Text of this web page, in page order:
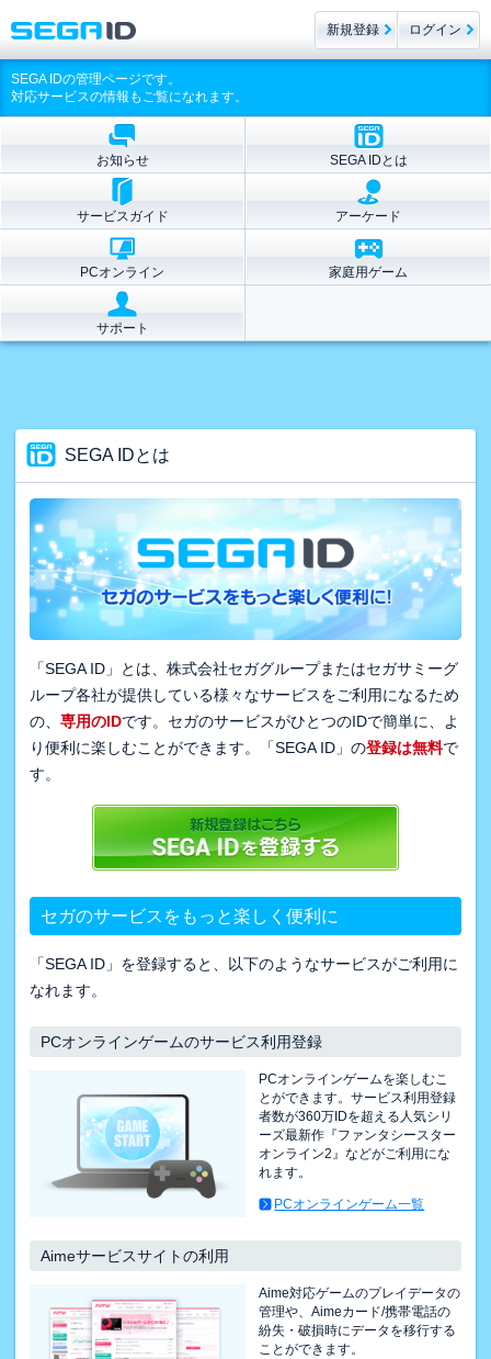
SEGA IDの管理ページです。
対応サービスの情報もご覧になれます。
お知らせ SEGA IDとは
サービスガイド アーケード
PCオンライン 家庭用ゲーム
サポート
SEGA IDとは
「SEGA ID」とは、株式会社セガグループまたはセガサミーグ
ループ各社が提供している様々なサービスをご利用になるため
の、専用のIDです。セガのサービスがひとつのIDで簡単に、よ
り便利に楽しむことができます。「SEGA ID」の登録は無料で
す。
セガのサービスをもっと楽しく便利に
「SEGA ID」を登録すると、以下のようなサービスがご利用に
なれます。
PCオンラインゲームのサービス利用登録
PCオンラインゲームを楽しむこ
とができます。サービス利用登録
者数が360万IDを超える人気シリ
ーズ最新作『ファンタシースター
オンライン2』などがご利用にな
れます。
PCオンラインゲーム一覧
Aimeサービスサイトの利用
Aime対応ゲームのプレイデータの
管理や、Aimeカード/携帯電話の
紛失・破損時にデータを移行する
ことができます。
新規登録 ログイン